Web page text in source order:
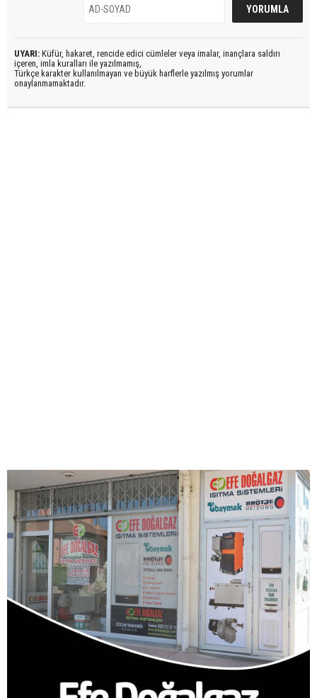
UYARI: Küfür, hakaret, rencide edici cümleler veya imalar, inançlara saldırı
içeren, imla kuralları ile yazılmamış,
Türkçe karakter kullanılmayan ve büyük harflerle yazılmış yorumlar
onaylanmamaktadır.